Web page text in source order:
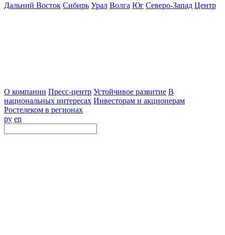
Дальний Восток Сибирь Урал Волга Юг Северо-Запад Центр
О компании Пресс-центр Устойчивое развитие В
национальных интересах Инвесторам и акционерам
Ростелеком в регионах
ру en